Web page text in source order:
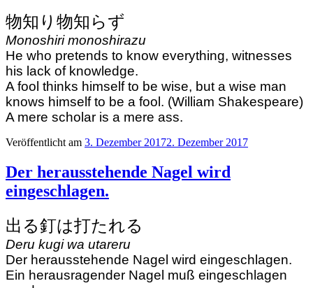
物知り物知らず
Monoshiri monoshirazu
He who pretends to know everything, witnesses
his lack of knowledge.
A fool thinks himself to be wise, but a wise man
knows himself to be a fool. (William Shakespeare)
A mere scholar is a mere ass.
Veröffentlicht am 3. Dezember 20172. Dezember 2017
Der herausstehende Nagel wird
eingeschlagen.
出る釘は打たれる
Deru kugi wa utareru
Der herausstehende Nagel wird eingeschlagen.
Ein herausragender Nagel muß eingeschlagen